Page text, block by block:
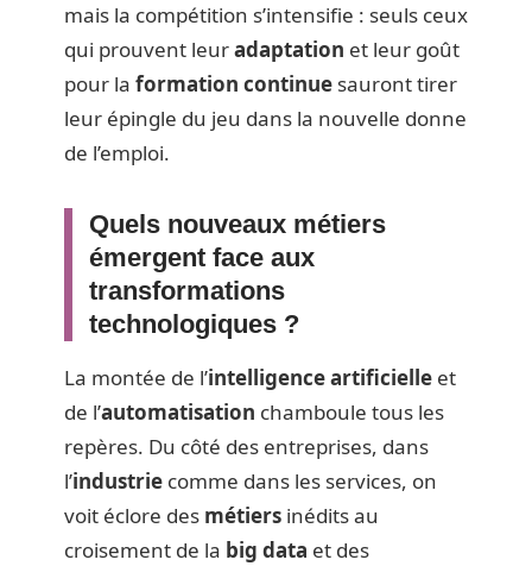
mais la compétition s’intensifie : seuls ceux
qui prouvent leuradaptation et leur goût
pour la formation continue sauront tirer
leur épingle du jeu dans la nouvelle donne
de l’emploi.
Quels nouveaux métiers
émergent face aux
transformations
technologiques ?
La montée de l’intelligence artificielle et
de l’automatisation chamboule tous les
repères. Du côté des entreprises, dans
l’industrie comme dans les services, on
voit éclore des métiers inédits au
croisement de la big data et des